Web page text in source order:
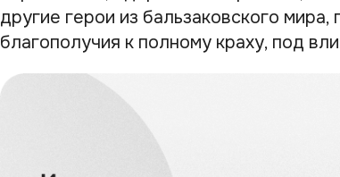
другие герои из бальзаковского
благополучия к полному краху, под